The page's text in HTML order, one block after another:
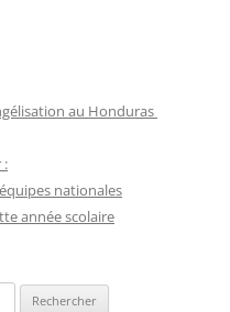
au Honduras
:
nationales
année scolaire